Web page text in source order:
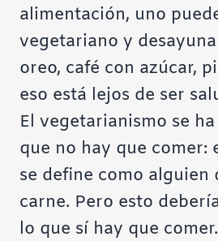
alimentación, uno
vegetariano y
oreo, café con azúcar,
eso está lejos de ser
El vegetarianismo se
que no hay que comer:
se define como alguien
carne. Pero esto
lo que sí hay que comer.